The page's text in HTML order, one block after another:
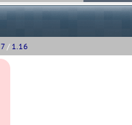
/ 1.16